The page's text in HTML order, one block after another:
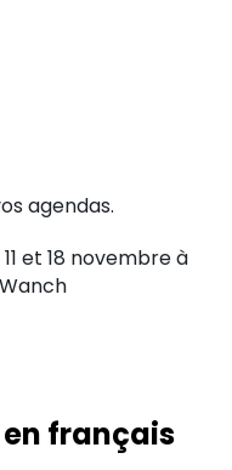
agendas.
et 18 novembre à
en français